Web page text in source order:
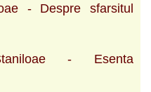
- Despre sfarsitul
- Esenta